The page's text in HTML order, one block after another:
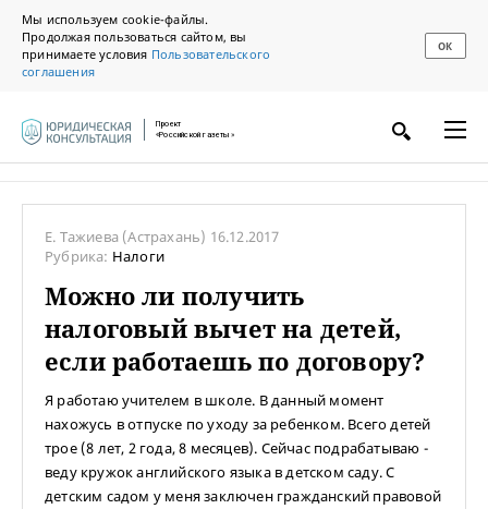
Мы используем cookie-файлы.
Продолжая пользоваться сайтом, вы
принимаете условия Пользовательского
соглашения
ОК
Проект
«Российской газеты»
Е. Тажиева (Астрахань) 16.12.2017
Рубрика: Налоги
Можно ли получить
налоговый вычет на детей,
если работаешь по договору?
Я работаю учителем в школе. В данный момент
нахожусь в отпуске по уходу за ребенком. Всего детей
трое (8 лет, 2 года, 8 месяцев). Сейчас подрабатываю -
веду кружок английского языка в детском саду. С
детским садом у меня заключен гражданский правовой